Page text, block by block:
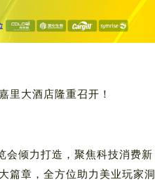
里大酒店隆重召开！
会倾力打造，聚焦科技消费新
篇章，全方位助力美业玩家洞